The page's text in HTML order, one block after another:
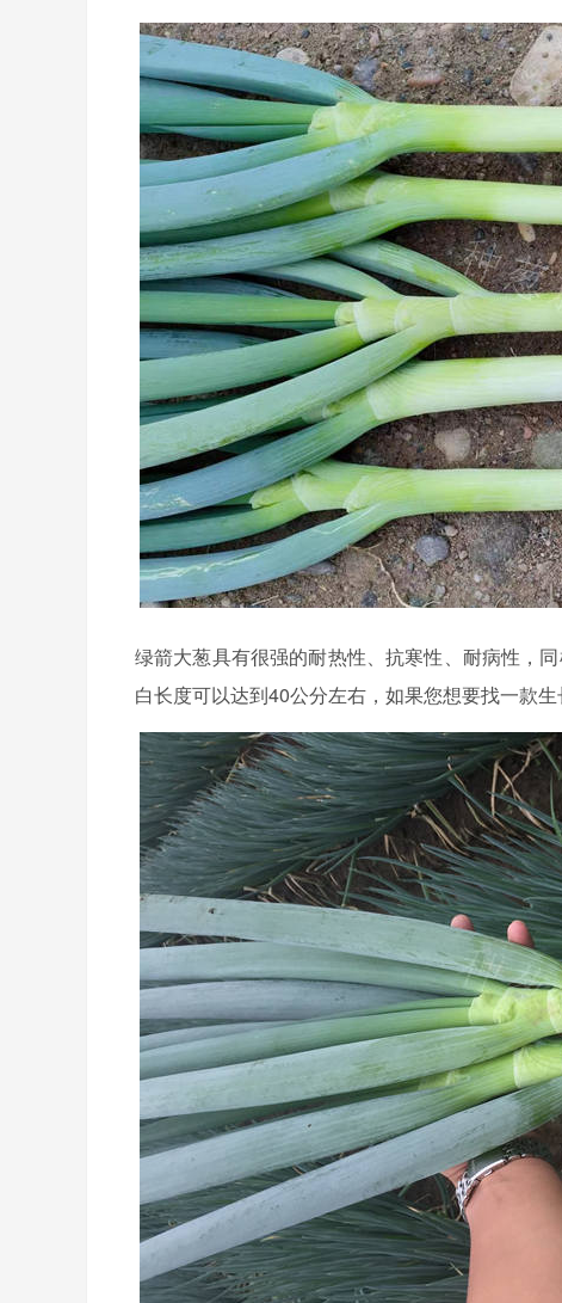
绿箭大葱具有很强的耐热性、抗寒性、耐病性，
白长度可以达到40公分左右，如果您想要找一款